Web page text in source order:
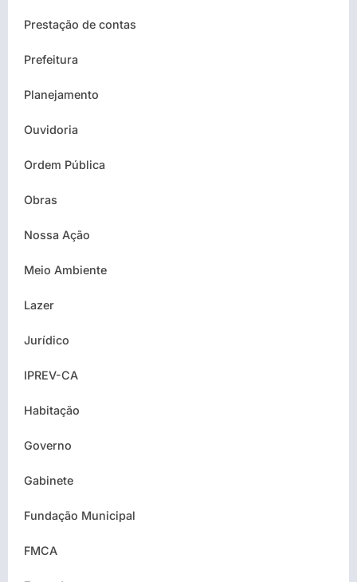
Prestação de contas
Prefeitura
Planejamento
Ouvidoria
Ordem Pública
Obras
Nossa Ação
Meio Ambiente
Lazer
Jurídico
IPREV-CA
Habitação
Governo
Gabinete
Fundação Municipal
FMCA